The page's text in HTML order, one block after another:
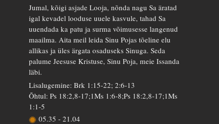
Jumal, kõigi asjade Looja, nõnda nagu Sa äratad
igal kevadel looduse uuele kasvule, tahad Sa
uuendada ka patu ja surma võimusesse langenud
maailma. Aita meil leida Sinu Pojas tõeline elu
allikas ja üles ärgata osaduseks Sinuga. Seda
palume Jeesuse Kristuse, Sinu Poja, meie Issanda
läbi.
Lisalugemine: Brk 1:15-22; 2:6-13
Õhtul: Ps 18:2,8-17;1Ms 1:6-8;Ps 18:2,8-17;1Ms
1:1-5
05.35 - 21.04